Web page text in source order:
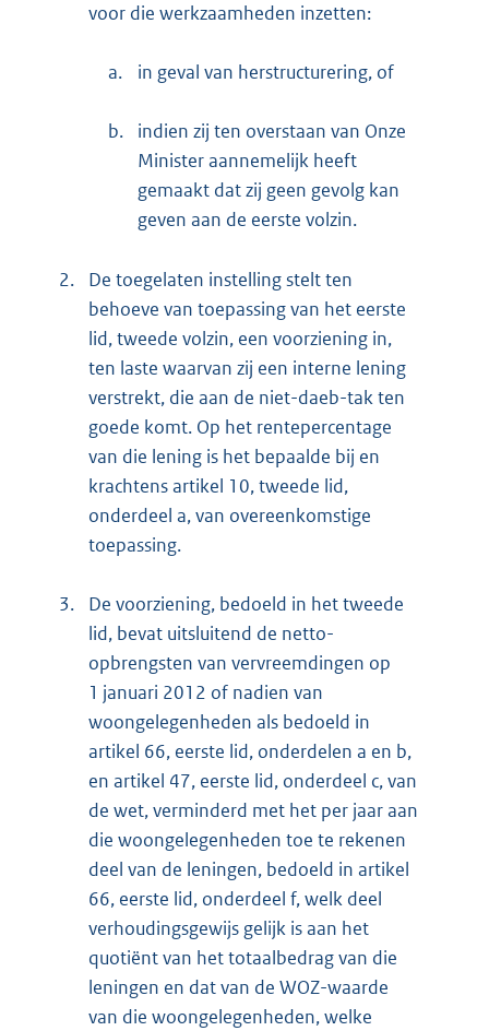
voor die werkzaamheden inzetten:
a. in geval van herstructurering, of
b.
indien zij ten overstaan van Onze
Minister aannemelijk heeft
gemaakt dat zij geen gevolg kan
geven aan de eerste volzin.
2.
De toegelaten instelling stelt ten
behoeve van toepassing van het eerste
lid, tweede volzin, een voorziening in,
ten laste waarvan zij een interne lening
verstrekt, die aan de niet-daeb-tak ten
goede komt. Op het rentepercentage
van die lening is het bepaalde bij en
krachtens artikel 10, tweede lid,
onderdeel a, van overeenkomstige
toepassing.
3.
De voorziening, bedoeld in het tweede
lid, bevat uitsluitend de netto-
opbrengsten van vervreemdingen op
1 januari 2012 of nadien van
woongelegenheden als bedoeld in
artikel 66, eerste lid, onderdelen a en b,
en artikel 47, eerste lid, onderdeel c, van
de wet, verminderd met het per jaar aan
die woongelegenheden toe te rekenen
deel van de leningen, bedoeld in artikel
66, eerste lid, onderdeel f, welk deel
verhoudingsgewijs gelijk is aan het
quotiënt van het totaalbedrag van die
leningen en dat van de WOZ-waarde
van die woongelegenheden, welke